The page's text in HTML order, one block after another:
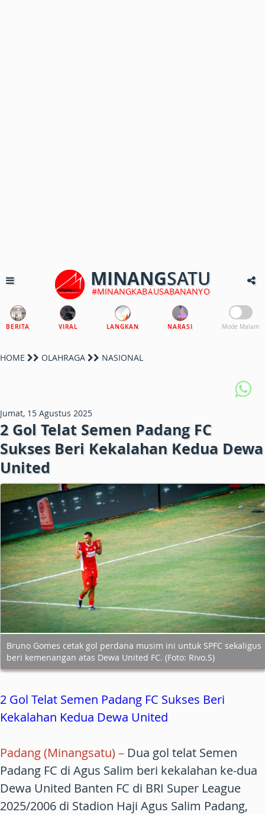
MINANGSATU
#MINANGKABAUSABANANYO
BERITA VIRAL LANGKAN NARASI Mode Malam
HOME OLAHRAGA NASIONAL
Jumat, 15 Agustus 2025
2 Gol Telat Semen Padang FC
Sukses Beri Kekalahan Kedua Dewa
United
Bruno Gomes cetak gol perdana musim ini untuk SPFC sekaligus
beri kemenangan atas Dewa United FC. (Foto: Rivo.S)
2 Gol Telat Semen Padang FC Sukses Beri
Kekalahan Kedua Dewa United
Padang (Minangsatu) – Dua gol telat Semen
Padang FC di Agus Salim beri kekalahan ke-dua
Dewa United Banten FC di BRI Super League
2025/2006 di Stadion Haji Agus Salim Padang,